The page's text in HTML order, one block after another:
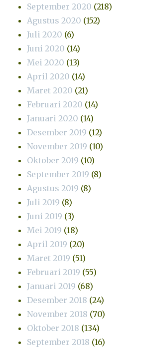
September 2020 (218)
Agustus 2020 (152)
Juli 2020 (6)
Juni 2020 (14)
Mei 2020 (13)
April 2020 (14)
Maret 2020 (21)
Februari 2020 (14)
Januari 2020 (14)
Desember 2019 (12)
November 2019 (10)
Oktober 2019 (10)
September 2019 (8)
Agustus 2019 (8)
Juli 2019 (8)
Juni 2019 (3)
Mei 2019 (18)
April 2019 (20)
Maret 2019 (51)
Februari 2019 (55)
Januari 2019 (68)
Desember 2018 (24)
November 2018 (70)
Oktober 2018 (134)
September 2018 (16)